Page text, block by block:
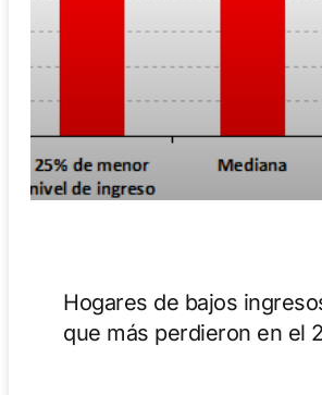
Hogares de bajos
que más perdieron en el